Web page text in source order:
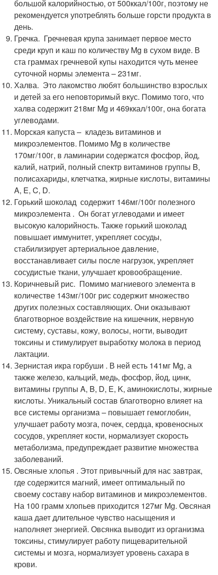
большой калорийностью, от 500ккал/100г, поэтому не
рекомендуется употреблять больше горсти продукта в
день.
Гречка. Гречневая крупа занимает первое место
среди круп и каш по количеству Mg в сухом виде. В
ста граммах гречневой купы находится чуть менее
суточной нормы элемента – 231мг.
Халва. Это лакомство любят большинство взрослых
и детей за его неповторимый вкус. Помимо того, что
халва содержит 218мг Mg и 469ккал/100г, она богата
углеводами.
Морская капуста – кладезь витаминов и
микроэлементов. Помимо Mg в количестве
170мг/100г, в ламинарии содержатся фосфор, йод,
калий, натрий, полный спектр витаминов группы B,
полисахариды, клетчатка, жирные кислоты, витамины
A, E, C, D.
Горький шоколад содержит 146мг/100г полезного
микроэлемента . Он богат углеводами и имеет
высокую калорийность. Также горький шоколад
повышает иммунитет, укрепляет сосуды,
стабилизирует артериальное давление,
восстанавливает силы после нагрузок, укрепляет
сосудистые ткани, улучшает кровообращение.
Коричневый рис. Помимо магниевого элемента в
количестве 143мг/100г рис содержит множество
других полезных составляющих. Они оказывают
благотворное воздействие на кишечник, нервную
систему, суставы, кожу, волосы, ногти, выводит
токсины и стимулирует выработку молока в период
лактации.
Зернистая икра горбуши . В ней есть 141мг Mg, а
также железо, кальций, медь, фосфор, йод, цинк,
витамины группы A, B, D, E, K, аминокислоты, жирные
кислоты. Уникальный состав благотворно влияет на
все системы организма – повышает гемоглобин,
улучшает работу мозга, почек, сердца, кровеносных
сосудов, укрепляет кости, нормализует скорость
метаболизма, предупреждает развитие множества
заболеваний.
Овсяные хлопья . Этот привычный для нас завтрак,
где содержится магний, имеет оптимальный по
своему составу набор витаминов и микроэлементов.
На 100 грамм хлопьев приходится 127мг Mg. Овсяная
каша дает длительное чувство насыщения и
наполняет энергией. Овсянка выводит из организма
токсины, стимулирует работу пищеварительной
системы и мозга, нормализует уровень сахара в
крови.